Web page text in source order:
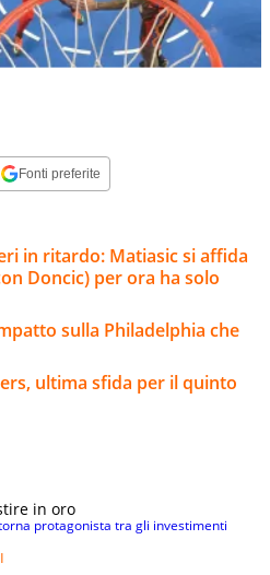
Fonti preferite
in ritardo: Matiasic si affida
Doncic) per ora ha solo
sulla Philadelphia che
ultima sfida per il quinto
in oro
torna protagonista tra gli investimenti